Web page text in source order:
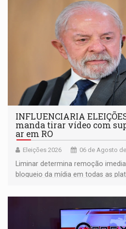
Brasil por Rondônia
INFLUENCIARIA
manda tirar vídeo com
ar em RO
Eleições 2026 06 de Agosto
Liminar determina remoção
bloqueio da mídia em todas as